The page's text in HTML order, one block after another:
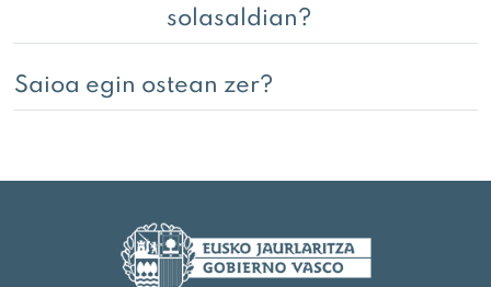
solasaldian?
Saioa egin ostean zer?